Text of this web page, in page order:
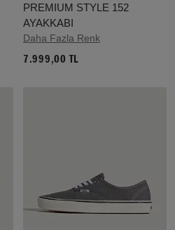
PREMIUM STYLE 152
AYAKKABI
Daha Fazla Renk
7.999,00 TL